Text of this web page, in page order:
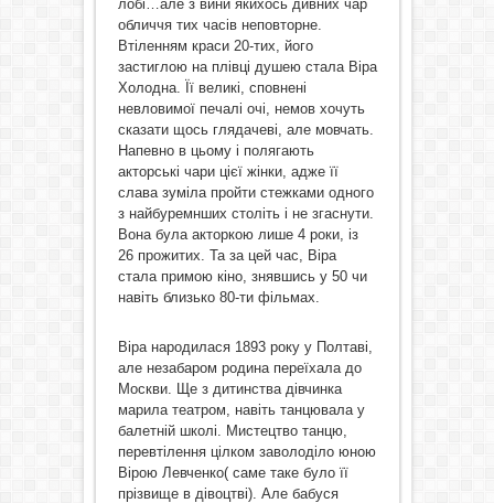
лобі…але з вини якихось дивних чар
обличчя тих часів неповторне.
Втіленням краси 20-тих, його
застиглою на плівці душею стала Віра
Холодна. Її великі, сповнені
невловимої печалі очі, немов хочуть
сказати щось глядачеві, але мовчать.
Напевно в цьому і полягають
акторські чари цієї жінки, адже її
слава зуміла пройти стежками одного
з найбуремнших століть і не згаснути.
Вона була акторкою лише 4 роки, із
26 прожитих. Та за цей час, Віра
стала примою кіно, знявшись у 50 чи
навіть близько 80-ти фільмах.
Віра народилася 1893 року у Полтаві,
але незабаром родина переїхала до
Москви. Ще з дитинства дівчинка
марила театром, навіть танцювала у
балетній школі. Мистецтво танцю,
перевтілення цілком заволоділо юною
Вірою Левченко( саме таке було її
прізвище в дівоцтві). Але бабуся